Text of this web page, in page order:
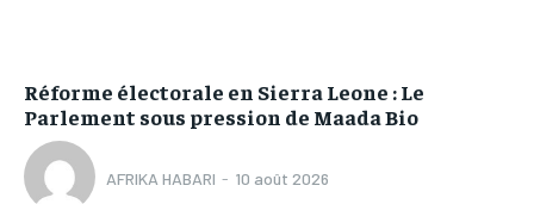
Réforme électorale en Sierra Leone : Le
Parlement sous pression de Maada Bio
AFRIKA HABARI - 10 août 2026